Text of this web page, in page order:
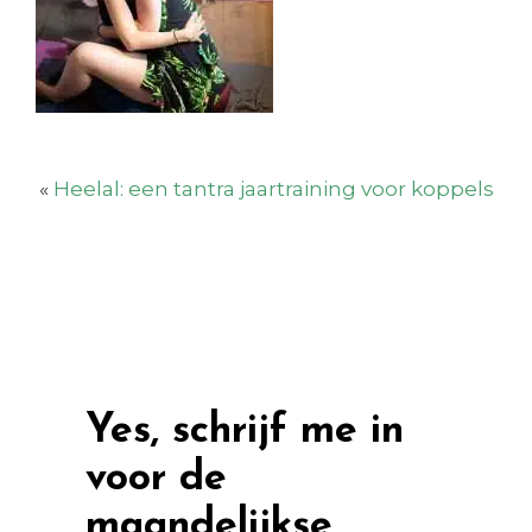
« Heelal: een tantra jaartraining voor koppels
Yes, schrijf me in
voor de